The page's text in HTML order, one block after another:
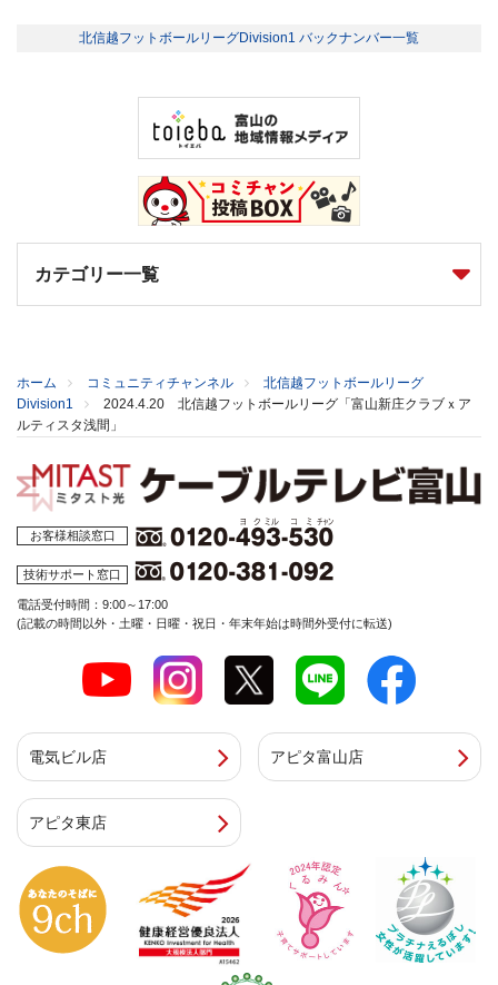
北信越フットボールリーグDivision1 バックナンバー一覧
カテゴリー一覧
ホーム コミュニティチャンネル
北信越フットボールリーグ
Division1
2024.4.20 北信越フットボールリーグ「富山新庄クラブｘア
ルティスタ浅間」
お客様相談窓口
技術サポート窓口
電話受付時間：9:00～17:00
(記載の時間以外・土曜・日曜・祝日・年末年始は時間外受付に転送)
電気ビル店 アピタ富山店
アピタ東店